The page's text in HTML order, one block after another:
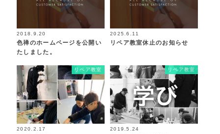
2018.9.20
色禅のホームページを公開い
たしました。
2025.6.11
リペア教室休止のお知らせ
リペア教室
2020.2.17
リペア教室
2019.5.24